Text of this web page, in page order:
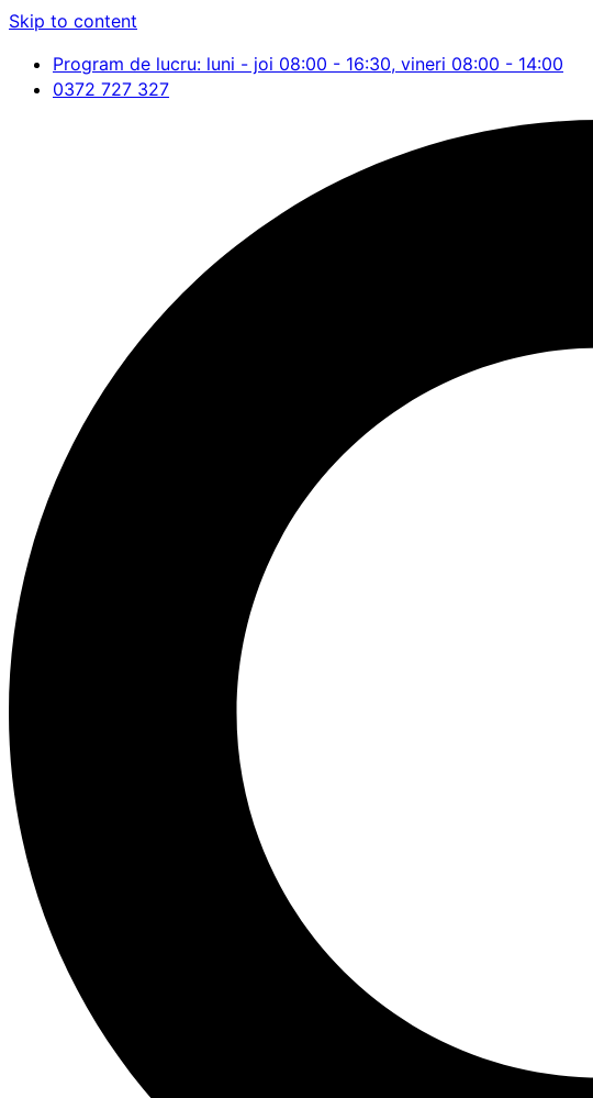
Skip to content
Program de lucru: luni - joi 08:00 - 16:30, vineri 08:00 - 14:00
0372 727 327